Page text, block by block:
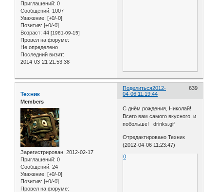
Приглашений: 0
Сообщений: 1007
Уважение: [+0/-0]
Позитив: [+0/-0]
Возраст: 44 [1981-09-15]
Провел на форуме:
Не определено
Последний визит:
2014-03-21 21:53:38
Поделиться 639
2012-
04-06 11:19:44
Техник
Members
Зарегистрирован: 2012-02-17
Приглашений: 0
Сообщений: 24
Уважение: [+0/-0]
Позитив: [+0/-0]
Провел на форуме:
С днём рождения, Николай!
Всего вам самого вкусного, и
побольше! drinks.gif
Отредактировано Техник
(2012-04-06 11:23:47)
0